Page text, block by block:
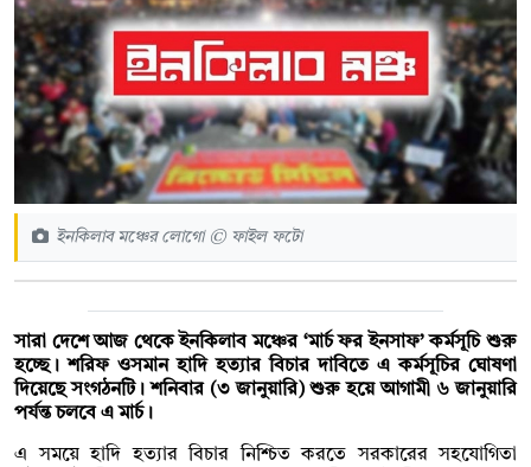
ইনকিলাব মঞ্চের লোগো © ফাইল ফটো
সারা দেশে আজ থেকে ইনকিলাব মঞ্চের ‘মার্চ ফর ইনসাফ’ কর্মসূচি শুরু
হচ্ছে। শরিফ ওসমান হাদি হত্যার বিচার দাবিতে এ কর্মসূচির ঘোষণা
দিয়েছে সংগঠনটি। শনিবার (৩ জানুয়ারি) শুরু হয়ে আগামী ৬ জানুয়ারি
পর্যন্ত চলবে এ মার্চ।
এ সময়ে হাদি হত্যার বিচার নিশ্চিত করতে সরকারের সহযোগিতা